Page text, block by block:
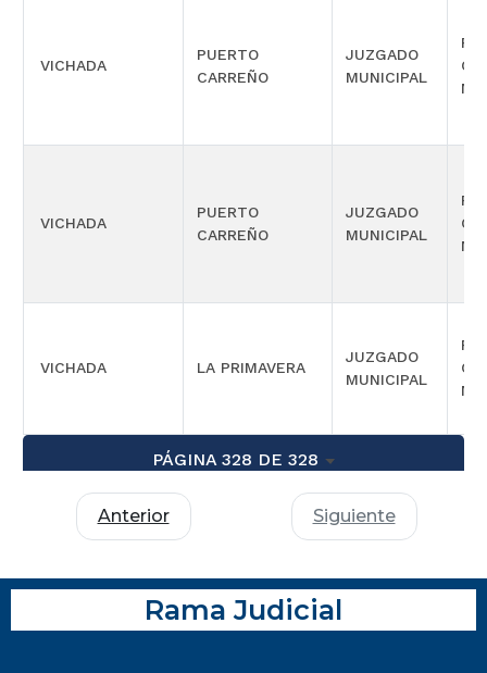
VICHADA
PUERTO
CARREÑO
JUZGADO
MUNICIPAL
VICHADA
PUERTO
CARREÑO
JUZGADO
MUNICIPAL
VICHADA LA PRIMAVERA
JUZGADO
MUNICIPAL
PÁGINA 328 DE 328
Anterior Siguiente
Rama Judicial